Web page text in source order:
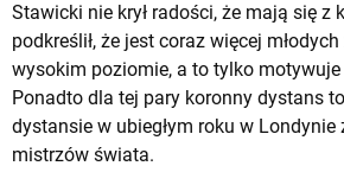
Stawicki nie krył radości, że mają się z
podkreślił, że jest coraz więcej
wysokim poziomie, a to tylko motywuje
Ponadto dla tej pary koronny dystans
dystansie w ubiegłym roku w Londynie
mistrzów świata.